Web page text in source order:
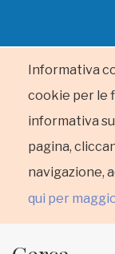
Informativa
cookie per le
informativa
pagina,
navigazione,
qui per